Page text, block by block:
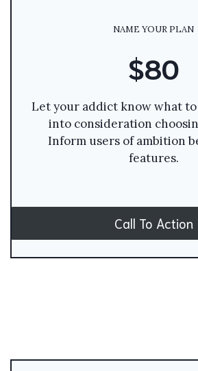
NAME YOUR PLAN
$80
Let your addict know what
into consideration
Inform users of ambition
features.
Call To Action